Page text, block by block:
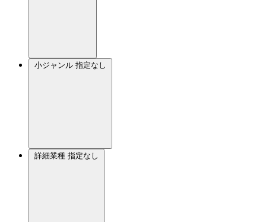
小ジャンル 指定なし
詳細業種 指定なし